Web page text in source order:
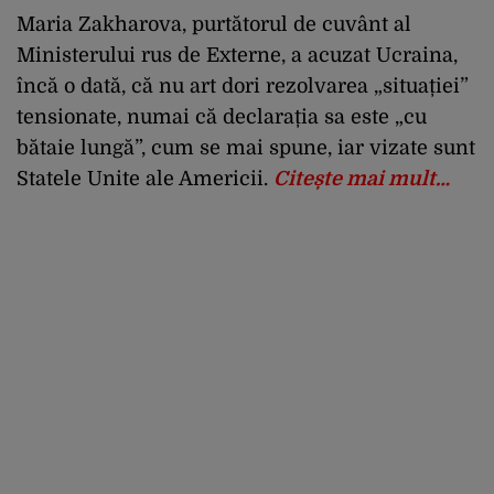
Maria Zakharova, purtătorul de cuvânt al
Ministerului rus de Externe, a acuzat Ucraina,
încă o dată, că nu art dori rezolvarea „situației”
tensionate, numai că declarația sa este „cu
bătaie lungă”, cum se mai spune, iar vizate sunt
Statele Unite ale Americii. Citește mai mult…